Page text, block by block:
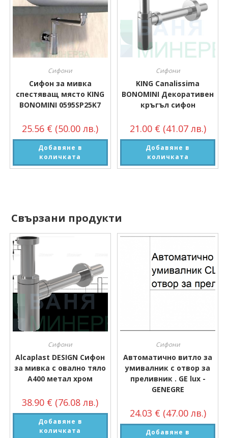
Сифони
Сифон за мивка
спестяващ място KING
BONOMINI 0595SP25K7
25.56 € (50.00 лв.)
Добавяне в
количката
Сифони
KING Canalissima
BONOMINI Декоративен
кръгъл сифон
21.00 € (41.07 лв.)
Добавяне в
количката
Свързани продукти
Сифони
Alcaplast DESIGN Сифон
за мивка с овално тяло
A400 метал хром
38.90 € (76.08 лв.)
Добавяне в
количката
Сифони
Автоматично витло за
умивалник с отвор за
преливник . GE lux -
GENEGRE
24.03 € (47.00 лв.)
Добавяне в